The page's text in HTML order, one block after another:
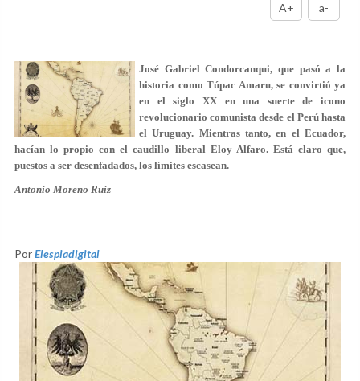
A+ a-
José Gabriel Condorcanqui, que pasó a la
historia como Túpac Amaru, se convirtió ya
en el siglo XX en una suerte de icono
revolucionario comunista desde el Perú hasta
el Uruguay. Mientras tanto, en el Ecuador,
hacían lo propio con el caudillo liberal Eloy Alfaro. Está claro que,
puestos a ser desenfadados, los límites escasean.
Antonio Moreno Ruiz
PorElespiadigital